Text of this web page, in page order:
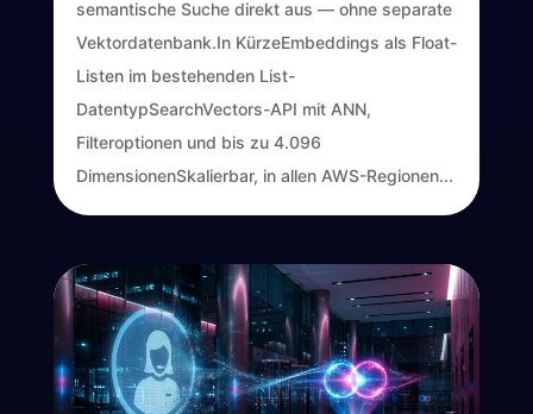
semantische Suche direkt aus — ohne separate
Vektordatenbank.In KürzeEmbeddings als Float-
Listen im bestehenden List-
DatentypSearchVectors-API mit ANN,
Filteroptionen und bis zu 4.096
DimensionenSkalierbar, in allen AWS-Regionen...